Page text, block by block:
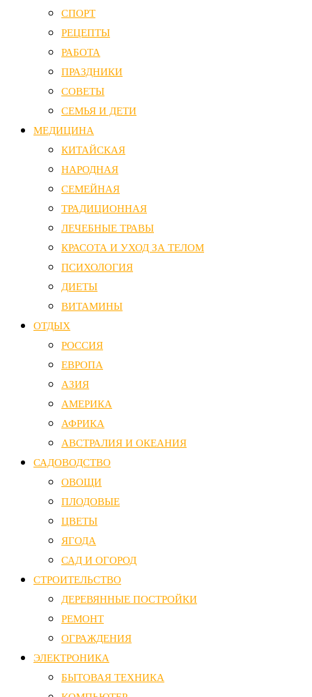
СПОРТ
РЕЦЕПТЫ
РАБОТА
ПРАЗДНИКИ
СОВЕТЫ
СЕМЬЯ И ДЕТИ
МЕДИЦИНА
КИТАЙСКАЯ
НАРОДНАЯ
СЕМЕЙНАЯ
ТРАДИЦИОННАЯ
ЛЕЧЕБНЫЕ ТРАВЫ
КРАСОТА И УХОД ЗА ТЕЛОМ
ПСИХОЛОГИЯ
ДИЕТЫ
ВИТАМИНЫ
ОТДЫХ
РОССИЯ
ЕВРОПА
АЗИЯ
АМЕРИКА
АФРИКА
АВСТРАЛИЯ И ОКЕАНИЯ
САДОВОДСТВО
ОВОЩИ
ПЛОДОВЫЕ
ЦВЕТЫ
ЯГОДА
САД И ОГОРОД
СТРОИТЕЛЬСТВО
ДЕРЕВЯННЫЕ ПОСТРОЙКИ
РЕМОНТ
ОГРАЖДЕНИЯ
ЭЛЕКТРОНИКА
БЫТОВАЯ ТЕХНИКА